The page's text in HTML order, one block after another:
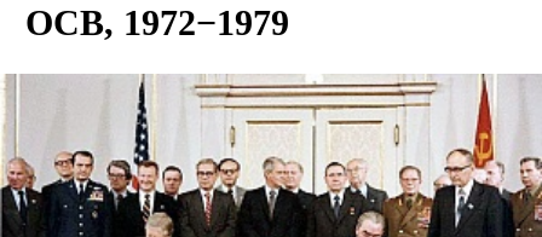
ОСВ, 1972−1979